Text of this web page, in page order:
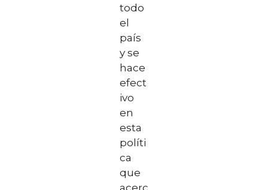
todo
el
país
y se
hace
efect
ivo
en
esta
políti
ca
que
acerc